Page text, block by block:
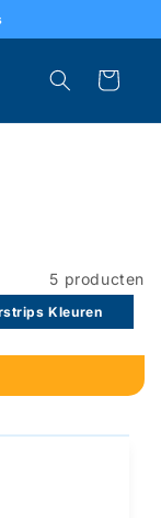
Winkelwagen
5 producten
Kleuren